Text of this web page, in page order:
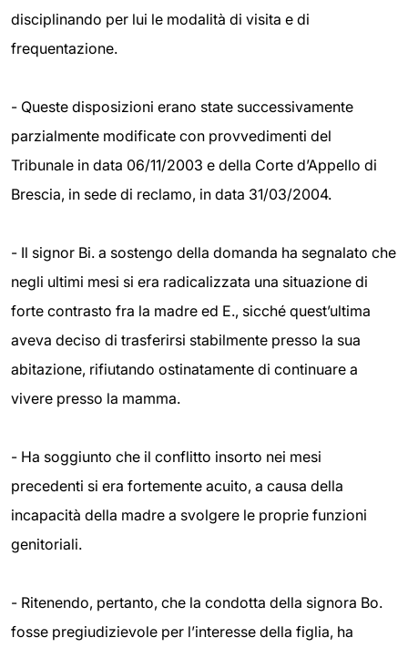
disciplinando per lui le modalità di visita e di
frequentazione.
- Queste disposizioni erano state successivamente
parzialmente modificate con provvedimenti del
Tribunale in data 06/11/2003 e della Corte d’Appello di
Brescia, in sede di reclamo, in data 31/03/2004.
- Il signor Bi. a sostengo della domanda ha segnalato che
negli ultimi mesi si era radicalizzata una situazione di
forte contrasto fra la madre ed E., sicché quest’ultima
aveva deciso di trasferirsi stabilmente presso la sua
abitazione, rifiutando ostinatamente di continuare a
vivere presso la mamma.
- Ha soggiunto che il conflitto insorto nei mesi
precedenti si era fortemente acuito, a causa della
incapacità della madre a svolgere le proprie funzioni
genitoriali.
- Ritenendo, pertanto, che la condotta della signora Bo.
fosse pregiudizievole per l’interesse della figlia, ha